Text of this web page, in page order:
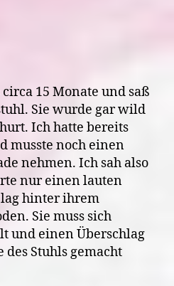
15 Monate und saß
Sie wurde gar wild
Ich hatte bereits
musste noch einen
nehmen. Ich sah also
nur einen lauten
lag hinter ihrem
Sie muss sich
und einen Überschlag
Stuhls gemacht